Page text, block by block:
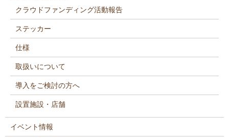
クラウドファンディング活動報告
ステッカー
仕様
取扱いについて
導入をご検討の方へ
設置施設・店舗
イベント情報